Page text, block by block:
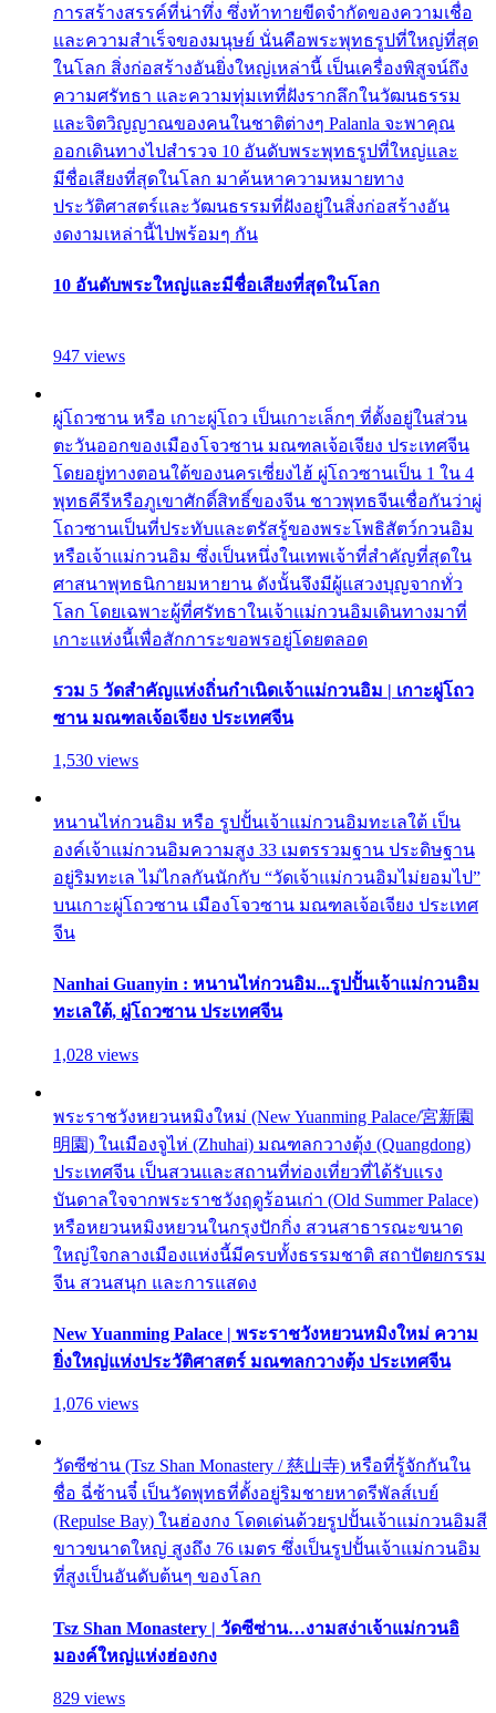
การสร้างสรรค์ที่น่าทึ่ง ซึ่งท้าทายขีดจำกัดของความเชื่อ
และความสำเร็จของมนุษย์ นั่นคือพระพุทธรูปที่ใหญ่ที่สุด
ในโลก สิ่งก่อสร้างอันยิ่งใหญ่เหล่านี้ เป็นเครื่องพิสูจน์ถึง
ความศรัทธา และความทุ่มเทที่ฝังรากลึกในวัฒนธรรม
และจิตวิญญาณของคนในชาติต่างๆ Palanla จะพาคุณ
ออกเดินทางไปสำรวจ 10 อันดับพระพุทธรูปที่ใหญ่และ
มีชื่อเสียงที่สุดในโลก มาค้นหาความหมายทาง
ประวัติศาสตร์และวัฒนธรรมที่ฝังอยู่ในสิ่งก่อสร้างอัน
งดงามเหล่านี้ไปพร้อมๆ กัน
10 อันดับพระใหญ่และมีชื่อเสียงที่สุดในโลก
947 views
ผู่โถวซาน หรือ เกาะผู่โถว เป็นเกาะเล็กๆ ที่ตั้งอยู่ในส่วน
ตะวันออกของเมืองโจวซาน มณฑลเจ้อเจียง ประเทศจีน
โดยอยู่ทางตอนใต้ของนครเซี่ยงไฮ้ ผู่โถวซานเป็น 1 ใน 4
พุทธคีรีหรือภูเขาศักดิ์สิทธิ์ของจีน ชาวพุทธจีนเชื่อกันว่าผู่
โถวซานเป็นที่ประทับและตรัสรู้ของพระโพธิสัตว์กวนอิม
หรือเจ้าแม่กวนอิม ซึ่งเป็นหนึ่งในเทพเจ้าที่สำคัญที่สุดใน
ศาสนาพุทธนิกายมหายาน ดังนั้นจึงมีผู้แสวงบุญจากทั่ว
โลก โดยเฉพาะผู้ที่ศรัทธาในเจ้าแม่กวนอิมเดินทางมาที่
เกาะแห่งนี้เพื่อสักการะขอพรอยู่โดยตลอด
รวม 5 วัดสำคัญแห่งถิ่นกำเนิดเจ้าแม่กวนอิม | เกาะผู่โถว
ซาน มณฑลเจ้อเจียง ประเทศจีน
1,530 views
หนานไห่กวนอิม หรือ รูปปั้นเจ้าแม่กวนอิมทะเลใต้ เป็น
องค์เจ้าแม่กวนอิมความสูง 33 เมตรรวมฐาน ประดิษฐาน
อยู่ริมทะเล ไม่ไกลกันนักกับ “วัดเจ้าแม่กวนอิมไม่ยอมไป”
บนเกาะผู่โถวซาน เมืองโจวซาน มณฑลเจ้อเจียง ประเทศ
จีน
Nanhai Guanyin : หนานไห่กวนอิม...รูปปั้นเจ้าแม่กวนอิม
ทะเลใต้, ผู่โถวซาน ประเทศจีน
1,028 views
พระราชวังหยวนหมิงใหม่ (New Yuanming Palace/宮新園
明園) ในเมืองจูไห่ (Zhuhai) มณฑลกวางตุ้ง (Quangdong)
ประเทศจีน เป็นสวนและสถานที่ท่องเที่ยวที่ได้รับแรง
บันดาลใจจากพระราชวังฤดูร้อนเก่า (Old Summer Palace)
หรือหยวนหมิงหยวนในกรุงปักกิ่ง สวนสาธารณะขนาด
ใหญ่ใจกลางเมืองแห่งนี้มีครบทั้งธรรมชาติ สถาปัตยกรรม
จีน สวนสนุก และการแสดง
New Yuanming Palace | พระราชวังหยวนหมิงใหม่ ความ
ยิ่งใหญ่แห่งประวัติศาสตร์ มณฑลกวางตุ้ง ประเทศจีน
1,076 views
วัดซีซ่าน (Tsz Shan Monastery / 慈山寺) หรือที่รู้จักกันใน
ชื่อ ฉี่ซ้านจี๋ เป็นวัดพุทธที่ตั้งอยู่ริมชายหาดรีพัลส์เบย์
(Repulse Bay) ในฮ่องกง โดดเด่นด้วยรูปปั้นเจ้าแม่กวนอิมสี
ขาวขนาดใหญ่ สูงถึง 76 เมตร ซึ่งเป็นรูปปั้นเจ้าแม่กวนอิม
ที่สูงเป็นอันดับต้นๆ ของโลก
Tsz Shan Monastery | วัดซีซ่าน…งามสง่าเจ้าแม่กวนอิ
มองค์ใหญ่แห่งฮ่องกง
829 views